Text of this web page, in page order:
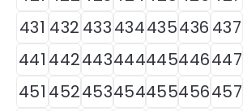
431 432 433434435436 437
441 442443444445446447
451 452453454455456457